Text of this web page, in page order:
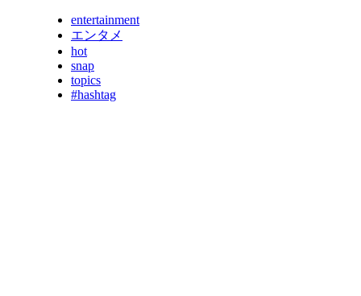
entertainment
エンタメ
hot
snap
topics
#hashtag